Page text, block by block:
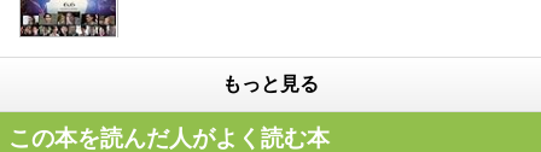
もっと見る
この本を読んだ人がよく読む本